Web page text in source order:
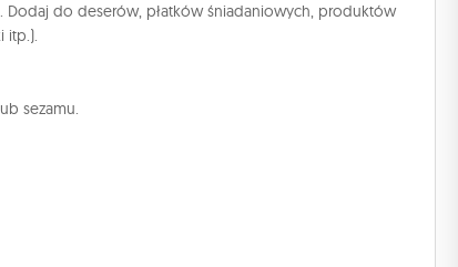
Dodaj do deserów, płatków śniadaniowych, produktów
itp.).
sezamu.